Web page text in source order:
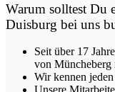
Warum solltest Du
Duisburg bei uns
Seit über 17
von Müncheberg
Wir kennen